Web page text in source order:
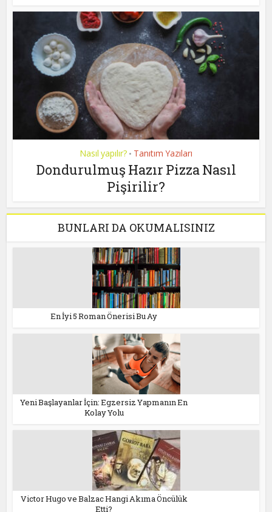
Nasıl yapılır? • Tanıtım Yazıları
Dondurulmuş Hazır Pizza Nasıl
Pişirilir?
BUNLARI DA OKUMALISINIZ
En İyi 5 Roman Önerisi Bu Ay
Yeni Başlayanlar İçin: Egzersiz Yapmanın En
Kolay Yolu
Victor Hugo ve Balzac Hangi Akıma Öncülük
Etti?